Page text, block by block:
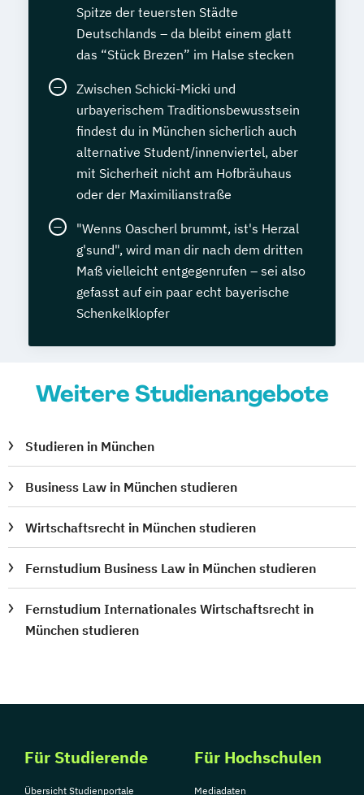
Spitze der teuersten Städte
Deutschlands – da bleibt einem glatt
das “Stück Brezen” im Halse stecken
Zwischen Schicki-Micki und
urbayerischem Traditionsbewusstsein
findest du in München sicherlich auch
alternative Student/innenviertel, aber
mit Sicherheit nicht am Hofbräuhaus
oder der Maximilianstraße
"Wenns Oascherl brummt, ist's Herzal
g'sund", wird man dir nach dem dritten
Maß vielleicht entgegenrufen – sei also
gefasst auf ein paar echt bayerische
Schenkelklopfer
Weitere Studienangebote
Studieren in München
Business Law in München studieren
Wirtschaftsrecht in München studieren
Fernstudium Business Law in München studieren
Fernstudium Internationales Wirtschaftsrecht in
München studieren
Für Studierende
Übersicht Studienportale
Für Hochschulen
Mediadaten